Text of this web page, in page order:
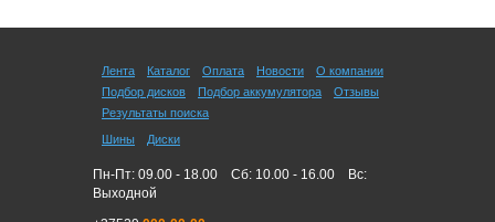
Лента Каталог Оплата Новости
О компании
Подбор дисков
Подбор аккумулятора
Отзывы
Результаты поиска
Шины
Диски
Пн-Пт: 09.00 - 18.00 Сб: 10.00 - 16.00
Вс:
Выходной